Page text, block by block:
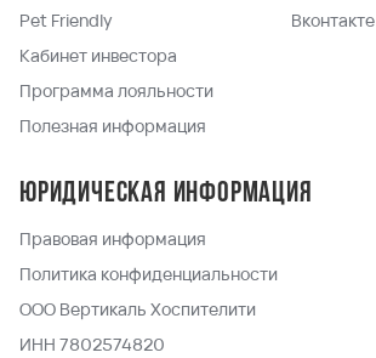
Pet Friendly
Кабинет инвестора
Программа лояльности
Полезная информация
Вконтакте
Юридическая информация
Правовая информация
Политика конфиденциальности
ООО Вертикаль Хоспителити
ИНН 7802574820